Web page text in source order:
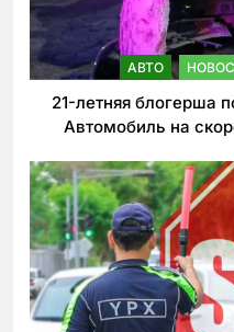
АВТО
21-летняя блогерша
Автомобиль на